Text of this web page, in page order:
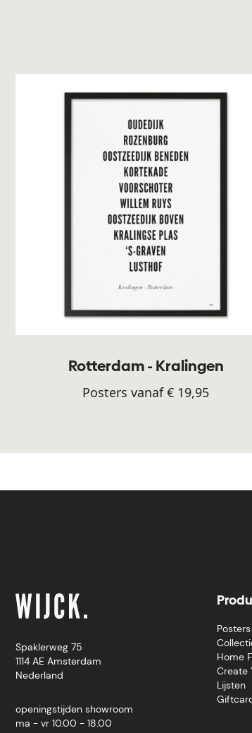
Rotterdam - Kralingen
Posters vanaf € 19,95
Spaklerweg 75
1114 AE Amsterdam
Nederland
openingstijden showroom
ma - vr 10.00 - 18.00
Posters
Home
Create
Lijsten